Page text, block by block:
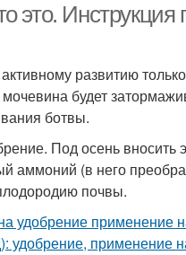
это.
развитию
будет
ботвы.
Под осень вносить
аммоний (в него
почвы.